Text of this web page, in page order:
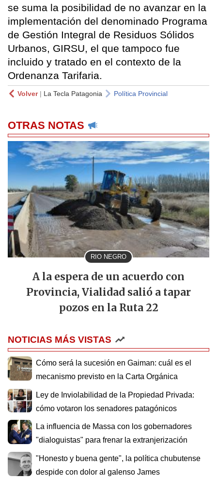
se suma la posibilidad de no avanzar en la
implementación del denominado Programa
de Gestión Integral de Residuos Sólidos
Urbanos, GIRSU, el que tampoco fue
incluido y tratado en el contexto de la
Ordenanza Tarifaria.
Volver| La Tecla Patagonia Política Provincial
OTRAS NOTAS
RIO NEGRO
A la espera de un acuerdo con
Provincia, Vialidad salió a tapar
pozos en la Ruta 22
NOTICIAS MÁS VISTAS
Cómo será la sucesión en Gaiman: cuál es el
mecanismo previsto en la Carta Orgánica
Ley de Inviolabilidad de la Propiedad Privada:
cómo votaron los senadores patagónicos
La influencia de Massa con los gobernadores
"dialoguistas" para frenar la extranjerización
"Honesto y buena gente", la política chubutense
despide con dolor al galenso James